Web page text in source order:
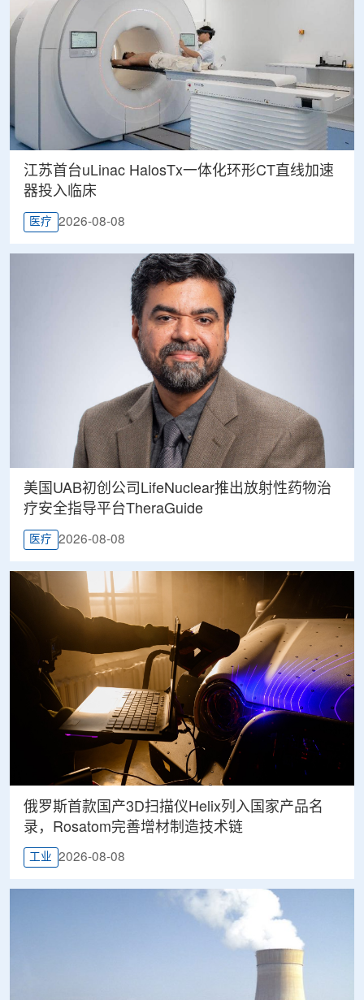
江苏首台uLinac HalosTx一体化环形CT直线加速
器投入临床
医疗 2026-08-08
美国UAB初创公司LifeNuclear推出放射性药物治
疗安全指导平台TheraGuide
医疗 2026-08-08
俄罗斯首款国产3D扫描仪Helix列入国家产品名
录，Rosatom完善增材制造技术链
工业 2026-08-08